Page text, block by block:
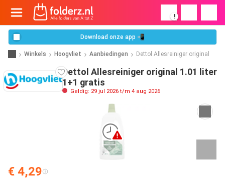
!
Download onze app 📲
Winkels Hoogvliet Aanbiedingen Dettol Allesreiniger original
Dettol Allesreiniger original 1.01 liter
1+1 gratis
Geldig: 29 jul 2026 t/m 4 aug 2026
€ 4,29